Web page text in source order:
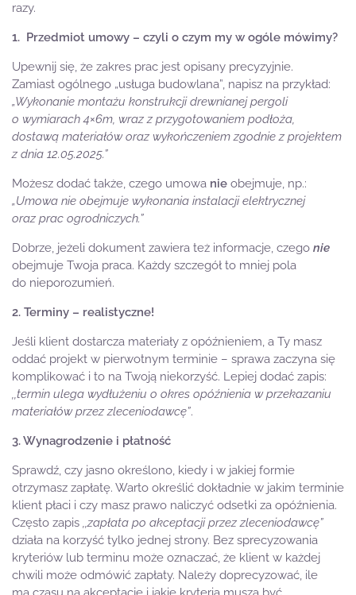
razy.
1. Przedmiot umowy – czyli o czym my w ogóle mówimy?
Upewnij się, że zakres prac jest opisany precyzyjnie.
Zamiast ogólnego „usługa budowlana”, napisz na przykład:
„Wykonanie montażu konstrukcji drewnianej pergoli
o wymiarach 4×6m, wraz z przygotowaniem podłoża,
dostawą materiałów oraz wykończeniem zgodnie z projektem
z dnia 12.05.2025.”
Możesz dodać także, czego umowa nie obejmuje, np.:
„Umowa nie obejmuje wykonania instalacji elektrycznej
oraz prac ogrodniczych.”
Dobrze, jeżeli dokument zawiera też informacje, czego nie
obejmuje Twoja praca. Każdy szczegół to mniej pola
do nieporozumień.
2. Terminy – realistyczne!
Jeśli klient dostarcza materiały z opóźnieniem, a Ty masz
oddać projekt w pierwotnym terminie – sprawa zaczyna się
komplikować i to na Twoją niekorzyść. Lepiej dodać zapis:
,,termin ulega wydłużeniu o okres opóźnienia w przekazaniu
materiałów przez zleceniodawcę”.
3. Wynagrodzenie i płatność
Sprawdź, czy jasno określono, kiedy i w jakiej formie
otrzymasz zapłatę. Warto określić dokładnie w jakim terminie
klient płaci i czy masz prawo naliczyć odsetki za opóźnienia.
Często zapis ,,zapłata po akceptacji przez zleceniodawcę”
działa na korzyść tylko jednej strony. Bez sprecyzowania
kryteriów lub terminu może oznaczać, że klient w każdej
chwili może odmówić zapłaty. Należy doprecyzować, ile